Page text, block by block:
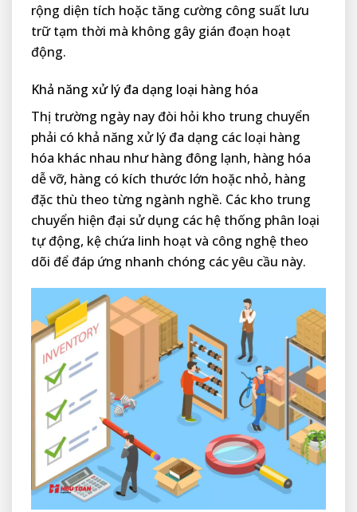
rộng diện tích hoặc tăng cường công suất lưu
trữ tạm thời mà không gây gián đoạn hoạt
động.
Khả năng xử lý đa dạng loại hàng hóa
Thị trường ngày nay đòi hỏi kho trung chuyển
phải có khả năng xử lý đa dạng các loại hàng
hóa khác nhau như hàng đông lạnh, hàng hóa
dễ vỡ, hàng có kích thước lớn hoặc nhỏ, hàng
đặc thù theo từng ngành nghề. Các kho trung
chuyển hiện đại sử dụng các hệ thống phân loại
tự động, kệ chứa linh hoạt và công nghệ theo
dõi để đáp ứng nhanh chóng các yêu cầu này.